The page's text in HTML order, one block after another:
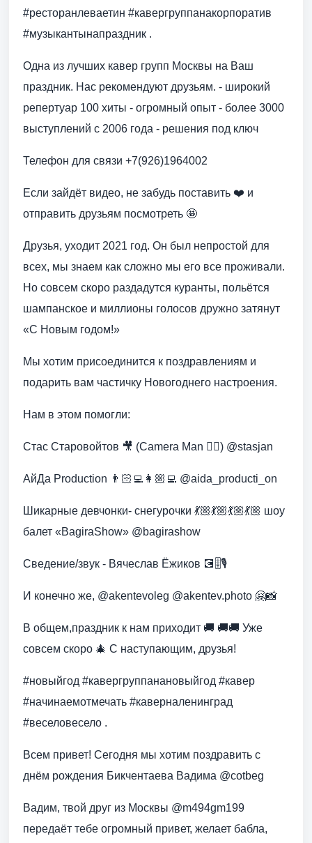
#ресторанлеваетин #кавергруппанакорпоратив
#музыкантынапраздник .
Одна из лучших кавер групп Москвы на Ваш
праздник. Нас рекомендуют друзьям. - широкий
репертуар 100 хиты - огромный опыт - более 3000
выступлений с 2006 года - решения под ключ
Телефон для связи +7(926)1964002
Если зайдёт видео, не забудь поставить ❤️ и
отправить друзьям посмотреть 🤩
Друзья, уходит 2021 год. Он был непростой для
всех, мы знаем как сложно мы его все проживали.
Но совсем скоро раздадутся куранты, польётся
шампанское и миллионы голосов дружно затянут
«С Новым годом!»
Мы хотим присоединится к поздравлениям и
подарить вам частичку Новогоднего настроения.
Нам в этом помогли:
Стас Старовойтов 🎥 (Camera Man 🦸‍♂️) @stasjan
АйДа Production 👨🏻‍💻👩🏼‍💻 @aida_producti_on
Шикарные девчонки- снегурочки 💃🏼💃🏼💃🏼💃🏼 шоу
балет «BagiraShow» @bagirashow
Сведение/звук - Вячеслав Ёжиков 💽🎚🎙
И конечно же, @akentevoleg @akentev.photo 🤗📸
В общем,праздник к нам приходит 🚚 🚚🚚 Уже
совсем скоро 🎄 С наступающим, друзья!
#новыйгод #кавергруппанановыйгод #кавер
#начинаемотмечать #каверналенинград
#веселовесело .
Всем привет! Сегодня мы хотим поздравить с
днём рождения Бикчентаева Вадима @cotbeg
Вадим, твой друг из Москвы @m494gm199
передаёт тебе огромный привет, желает бабла,